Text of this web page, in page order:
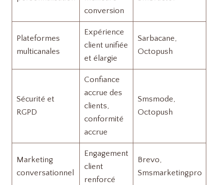
conversion
Plateformes
multicanales
Expérience
client unifiée
et élargie
Sarbacane,
Octopush
Sécurité et
RGPD
Confiance
accrue des
clients,
conformité
accrue
Smsmode,
Octopush
Marketing
conversationnel
Engagement
client
renforcé
Brevo,
Smsmarketingpro